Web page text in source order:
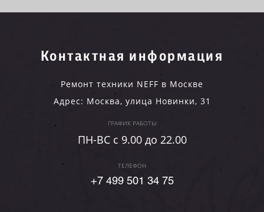
Контактная информация
Ремонт техники NEFF в Москве
Адрес: Москва, улица Новинки, 31
ГРАФИК РАБОТЫ
ПН-ВC c 9.00 до 22.00
ТЕЛЕФОН
+7 499 501 34 75